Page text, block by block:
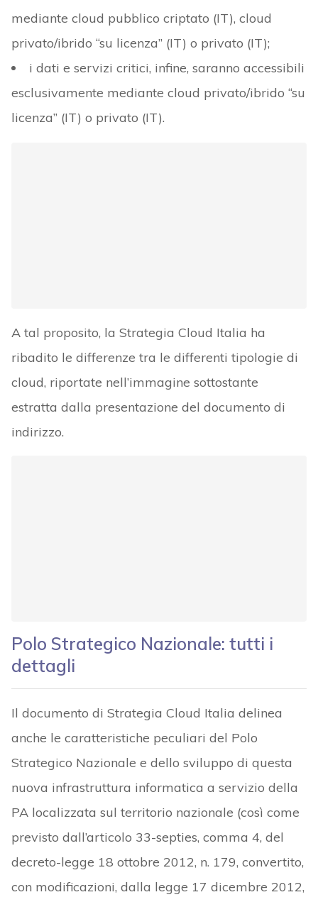
mediante cloud pubblico criptato (IT), cloud
privato/ibrido “su licenza” (IT) o privato (IT);
i dati e servizi critici, infine, saranno accessibili
esclusivamente mediante cloud privato/ibrido “su
licenza” (IT) o privato (IT).
A tal proposito, la Strategia Cloud Italia ha
ribadito le differenze tra le differenti tipologie di
cloud, riportate nell’immagine sottostante
estratta dalla presentazione del documento di
indirizzo.
Polo Strategico Nazionale: tutti i
dettagli
Il documento di Strategia Cloud Italia delinea
anche le caratteristiche peculiari del Polo
Strategico Nazionale e dello sviluppo di questa
nuova infrastruttura informatica a servizio della
PA localizzata sul territorio nazionale (così come
previsto dall’articolo 33-septies, comma 4, del
decreto-legge 18 ottobre 2012, n. 179, convertito,
con modificazioni, dalla legge 17 dicembre 2012,